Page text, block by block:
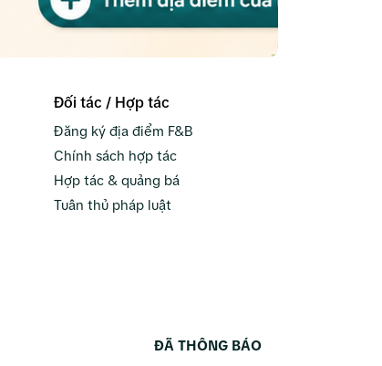
Đối tác / Hợp tác
Đăng ký địa điểm F&B
Chính sách hợp tác
Hợp tác & quảng bá
Tuân thủ pháp luật
ĐÃ THÔNG BÁO